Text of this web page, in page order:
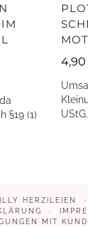
§19 (1)
4,90
UStG.
HERZILEIEN
MIT